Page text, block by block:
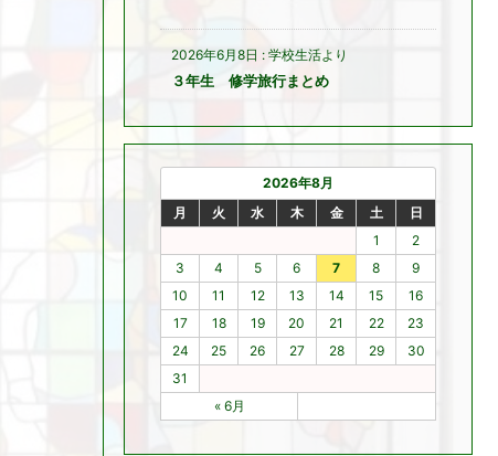
2026年6月8日 : 学校生活より
３年生 修学旅行まとめ
2026年8月
月
火 水 木 金 土
日
1
2
3
4 5 6 7 8
9
10
11 12 13 14 15
16
17
18 19 20 21 22
23
24
25 26 27 28 29
30
31
« 6月